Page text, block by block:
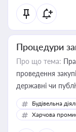
Процедури
Про що тема:
проведення
державні чи
Будівельна
Харчова